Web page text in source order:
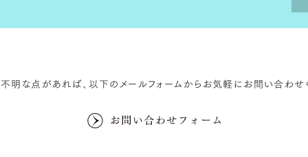
明な点があれば、 以下のメールフォームからお気軽にお問い合わせ